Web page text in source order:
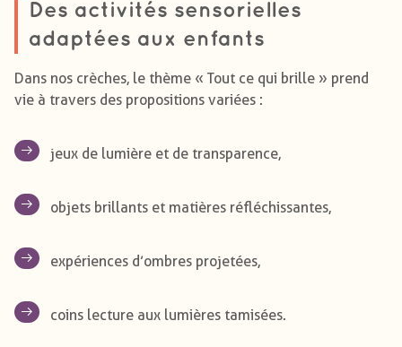
Des activités sensorielles
adaptées aux enfants
Dans nos crèches, le thème « Tout ce qui brille » prend
vie à travers des propositions variées :
jeux de lumière et de transparence,
objets brillants et matières réfléchissantes,
expériences d’ombres projetées,
coins lecture aux lumières tamisées.